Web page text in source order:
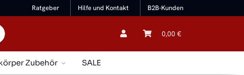
Ratgeber Hilfe und Kontakt B2B-Kunden
0,00 €
Zubehör SALE